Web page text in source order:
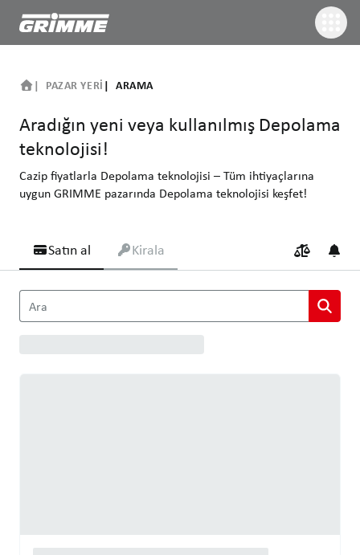
PAZAR YERI ARAMA
Aradığın yeni veya kullanılmış Depolama
teknolojisi!
Cazip fiyatlarla Depolama teknolojisi – Tüm ihtiyaçlarına
uygun GRIMME pazarında Depolama teknolojisi keşfet!
Satın al Kirala
Cazip fiyatlarla Depolama teknolojisi – Tüm ihtiyaçlarına uygun
Ara